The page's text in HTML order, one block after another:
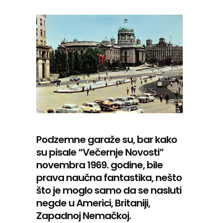
Podzemne garaže su, bar kako
su pisale “Večernje Novosti”
novembra 1969. godine, bile
prava naučna fantastika, nešto
što je moglo samo da se nasluti
negde u Americi, Britaniji,
Zapadnoj Nemačkoj.